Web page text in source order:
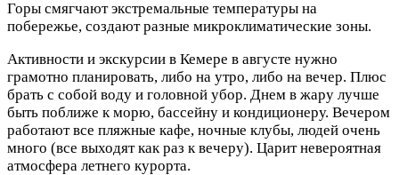
Горы смягчают экстремальные температуры на
побережье, создают разные микроклиматические зоны.
Активности и экскурсии в Кемере в августе нужно
грамотно планировать, либо на утро, либо на вечер. Плюс
брать с собой воду и головной убор. Днем в жару лучше
быть поближе к морю, бассейну и кондиционеру. Вечером
работают все пляжные кафе, ночные клубы, людей очень
много (все выходят как раз к вечеру). Царит невероятная
атмосфера летнего курорта.